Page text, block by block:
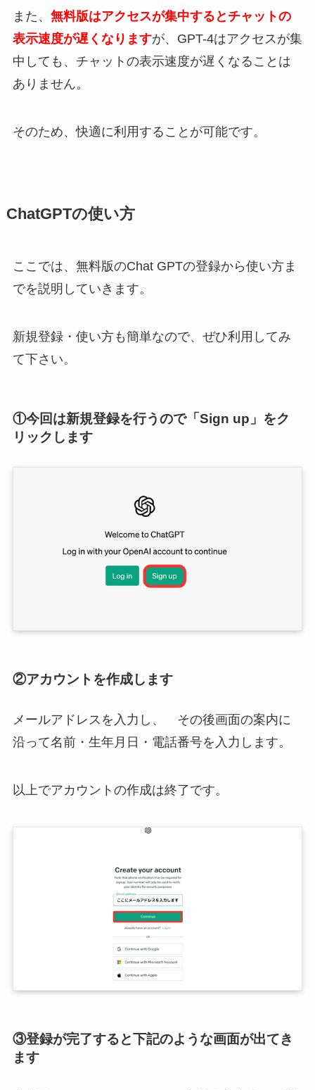
また、 無料版はアクセスが集中するとチャットの
表示速度が遅くなりますが、GPT-4はアクセスが集
中しても、チャットの表示速度が遅くなることは
ありません。
そのため、快適に利用することが可能です。
ChatGPTの使い方
ここでは、無料版のChat GPTの登録から使い方ま
でを説明していきます。
新規登録・使い方も簡単なので、ぜひ利用してみ
て下さい。
①今回は新規登録を行うので「Sign up」をク
リックします
②アカウントを作成します
メールアドレスを入力し、 その後画面の案内に
沿って名前・生年月日・電話番号を入力します。
以上でアカウントの作成は終了です。
③登録が完了すると下記のような画面が出てき
ます